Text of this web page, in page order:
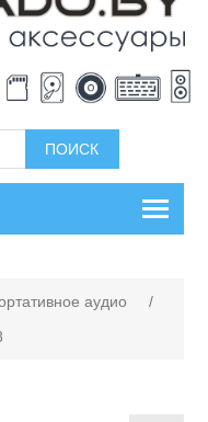
аудио
/